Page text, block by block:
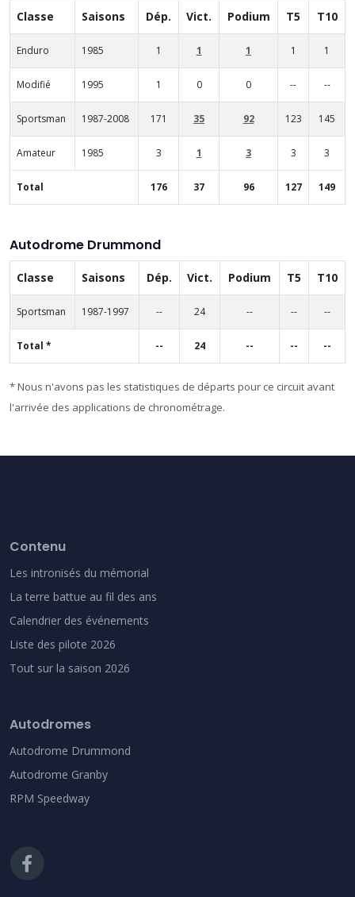
Classe Saisons Dép. Vict. Podium T5 T10
Enduro 1985 1 1 1 1 1
Modifié 1995 1 0 0 -- --
Sportsman 1987-2008 171 35 92 123 145
Amateur 1985 3 1 3 3 3
Total 176 37 96 127 149
Autodrome Drummond
Classe Saisons Dép. Vict. Podium T5 T10
Sportsman 1987-1997 -- 24 -- -- --
Total * -- 24 -- -- --
* Nous n'avons pas les statistiques de départs pour ce circuit avant
l'arrivée des applications de chronométrage.
Contenu
Les intronisés du mémorial
La terre battue au fil des ans
Calendrier des événements
Liste des pilote 2026
Tout sur la saison 2026
Autodromes
Autodrome Drummond
Autodrome Granby
RPM Speedway